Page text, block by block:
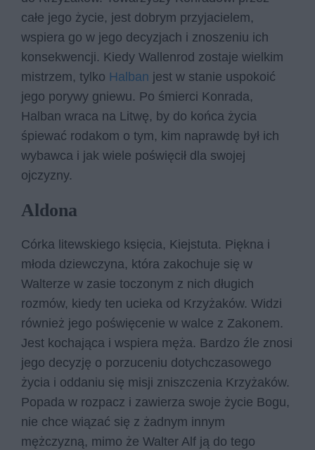
całe jego życie, jest dobrym przyjacielem,
wspiera go w jego decyzjach i znoszeniu ich
konsekwencji. Kiedy Wallenrod zostaje wielkim
mistrzem, tylko Halban jest w stanie uspokoić
jego porywy gniewu. Po śmierci Konrada,
Halban wraca na Litwę, by do końca życia
śpiewać rodakom o tym, kim naprawdę był ich
wybawca i jak wiele poświęcił dla swojej
ojczyzny.
Aldona
Córka litewskiego księcia, Kiejstuta. Piękna i
młoda dziewczyna, która zakochuje się w
Walterze w zasie toczonym z nich długich
rozmów, kiedy ten ucieka od Krzyżaków. Widzi
również jego poświęcenie w walce z Zakonem.
Jest kochająca i wspiera męża. Bardzo źle znosi
jego decyzję o porzuceniu dotychczasowego
życia i oddaniu się misji zniszczenia Krzyżaków.
Popada w rozpacz i zawierza swoje życie Bogu,
nie chce wiązać się z żadnym innym
mężczyzną, mimo że Walter Alf ją do tego